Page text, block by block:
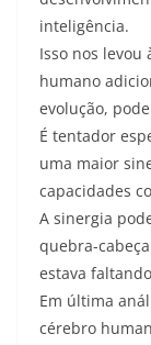
inteligência.
Isso nos levou
humano
evolução,
É tentador
uma maior
capacidades
A sinergia
quebra-
estava
Em última
cérebro